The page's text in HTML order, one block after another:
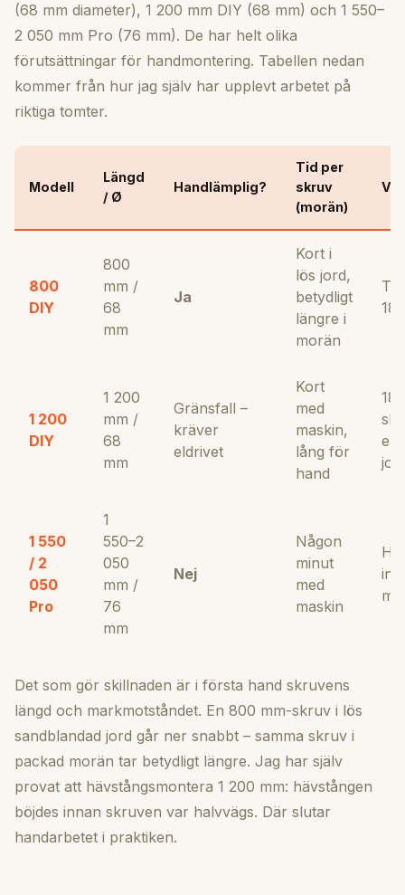
(68 mm diameter), 1 200 mm DIY (68 mm) och 1 550–
2 050 mm Pro (76 mm). De har helt olika
förutsättningar för handmontering. Tabellen nedan
kommer från hur jag själv har upplevt arbetet på
riktiga tomter.
Modell
Längd
/ Ø
Handlämplig?
Tid per
skruv
(morän)
800
DIY
800
mm /
68
mm
Ja
Kort i
lös jord,
betydligt
längre i
morän
T-
18
1 200
DIY
1 200
mm /
68
mm
Gränsfall –
kräver
eldrivet
Kort
med
maskin,
lång för
hand
18
1 550
/ 2
050
Pro
1
550–2
050
mm /
76
mm
Nej
Någon
minut
med
maskin
Det som gör skillnaden är i första hand skruvens
längd och markmotståndet. En 800 mm-skruv i lös
sandblandad jord går ner snabbt – samma skruv i
packad morän tar betydligt längre. Jag har själv
provat att hävstångsmontera 1 200 mm: hävstången
böjdes innan skruven var halvvägs. Där slutar
handarbetet i praktiken.